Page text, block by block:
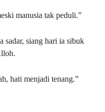
manusia tak peduli.”
sadar, siang hari ia sibuk
hati menjadi tenang.”